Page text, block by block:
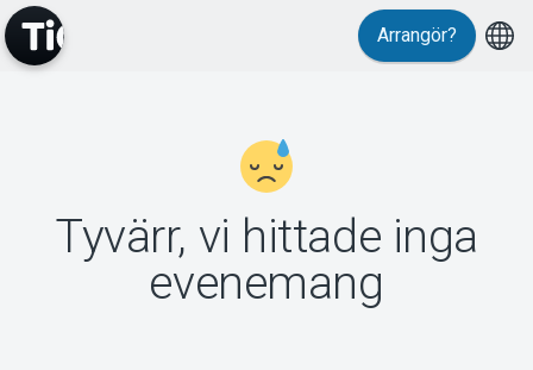
Support
Arrangör?
Tyvärr, vi hittade inga
evenemang